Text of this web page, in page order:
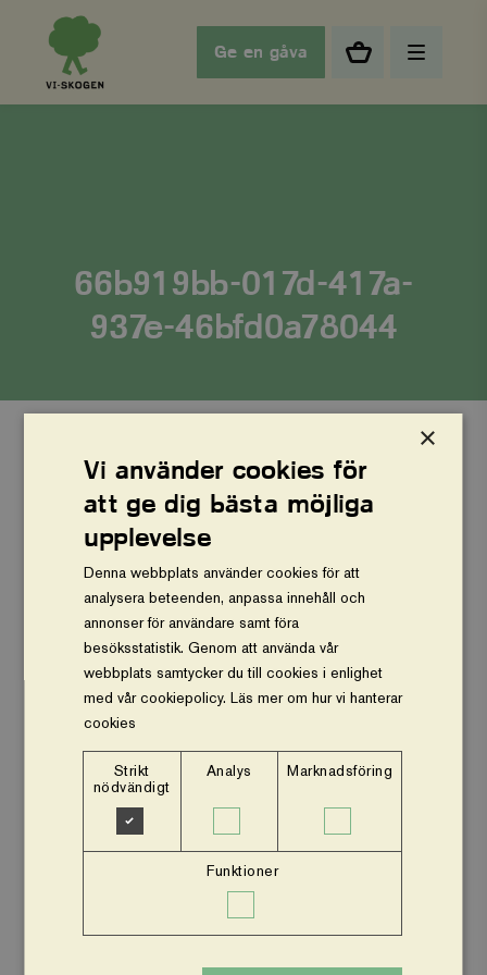
Ge en gåva
66b919bb-017d-417a-
937e-46bfd0a78044
Vårt arbete
Om oss
Vår ekonomi
Stöd oss
Om webbplatsen
Facebook Instagram
Insamlingsstiftelsen Vi planterar träd
×
Vi använder cookies för
att ge dig bästa möjliga
upplevelse
Denna webbplats använder cookies för att
analysera beteenden, anpassa innehåll och
annonser för användare samt föra
besöksstatistik. Genom att använda vår
webbplats samtycker du till cookies i enlighet
med vår cookiepolicy.Läs mer om hur vi hanterar
cookies
Strikt
nödvändigt
Analys Marknadsföring
Funktioner